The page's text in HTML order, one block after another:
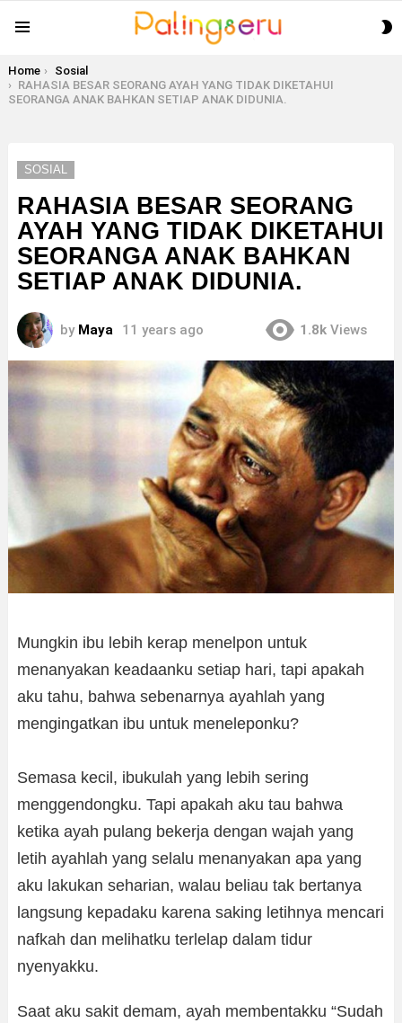
You are here:
Home
Sosial
RAHASIA BESAR SEORANG AYAH YANG TIDAK DIKETAHUI
SEORANGA ANAK BAHKAN SETIAP ANAK DIDUNIA.
SOSIAL
RAHASIA BESAR SEORANG
AYAH YANG TIDAK DIKETAHUI
SEORANGA ANAK BAHKAN
SETIAP ANAK DIDUNIA.
by Maya 11 years ago 1.8k Views
Mungkin ibu lebih kerap menelpon untuk
menanyakan keadaanku setiap hari, tapi apakah
aku tahu, bahwa sebenarnya ayahlah yang
mengingatkan ibu untuk meneleponku?
Semasa kecil, ibukulah yang lebih sering
menggendongku. Tapi apakah aku tau bahwa
ketika ayah pulang bekerja dengan wajah yang
letih ayahlah yang selalu menanyakan apa yang
aku lakukan seharian, walau beliau tak bertanya
langsung kepadaku karena saking letihnya mencari
nafkah dan melihatku terlelap dalam tidur
nyenyakku.
Saat aku sakit demam, ayah membentakku “Sudah